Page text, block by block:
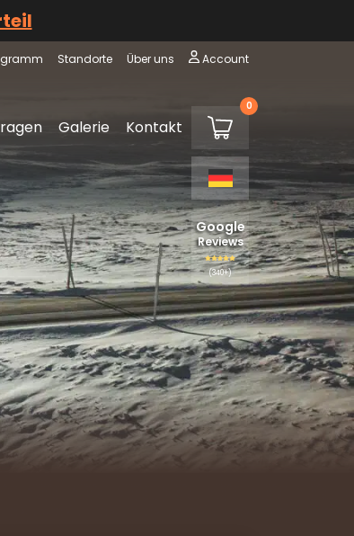
Standorte Über uns Account
Galerie
Kontakt
Warenkorb
€0,00 0
Google
Reviews
(340+)